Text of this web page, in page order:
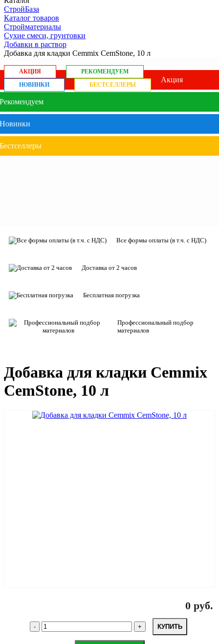
СтройБаза
Каталог товаров
Стройматериалы
Сухие смеси, грунтовки
Добавки в раствор
Добавка для кладки Cemmix CemStone, 10 л
АКЦИЯ
РЕКОМЕНДУЕМ
НОВИНКИ
БЕСТСЕЛЛЕРЫ
Акция
Рекомендуем
Новинки
Бестселлеры
Все формы оплаты (в т.ч. с НДС)
Доставка от 2 часов
Бесплатная погрузка
Профессиональный подбор
материалов
Добавка для кладки Cemmix
CemStone, 10 л
0 руб.
КУПИТЬ